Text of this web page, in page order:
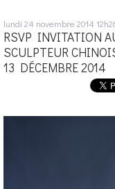
lundi 24 novembre 2014
RSVP INVITATION
SCULPTEUR
13 DÉCEMBRE 2014